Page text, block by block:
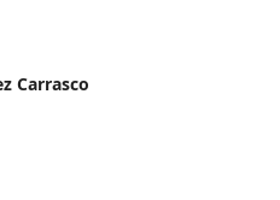
Carrasco